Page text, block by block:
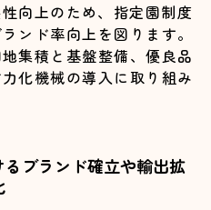
向上のため、指定園制度
ンド率向上を図ります。
集積と基盤整備、優良品
化機械の導入に取り組み
ブランド確立や輸出拡